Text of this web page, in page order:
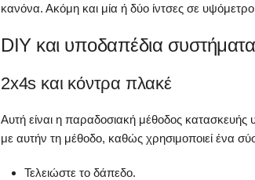
κανόνα. Ακόμη και μία ή δύο ίντσες σε
DIY και υποδαπέδια συστήματα
2x4s και κόντρα πλακέ
Αυτή είναι η παραδοσιακή μέθοδος κατασκευής
με αυτήν τη μέθοδο, καθώς χρησιμοποιεί ένα
Τελειώστε το δάπεδο.